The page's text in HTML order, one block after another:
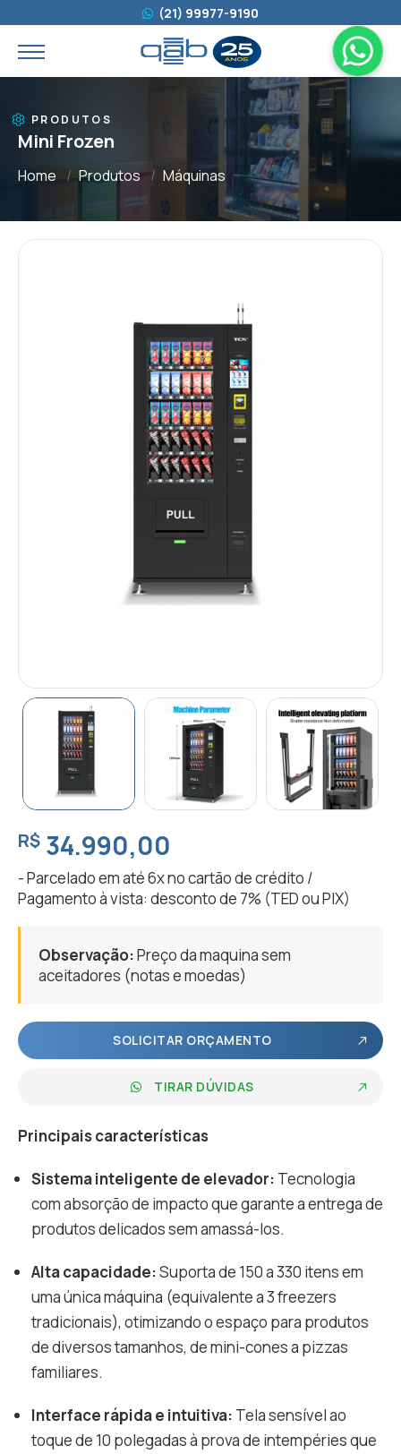
(21) 99977-9190
PRODUTOS
Mini Frozen
Home Produtos Máquinas
R$ 34.990,00
- Parcelado em até 6x no cartão de crédito /
Pagamento à vista: desconto de 7% (TED ou PIX)
Observação:Preço da maquina sem
aceitadores (notas e moedas)
SOLICITAR ORÇAMENTO
TIRAR DÚVIDAS
Principais características
Sistema inteligente de elevador: Tecnologia
com absorção de impacto que garante a entrega de
produtos delicados sem amassá-los.
Alta capacidade:Suporta de 150 a 330 itens em
uma única máquina (equivalente a 3 freezers
tradicionais), otimizando o espaço para produtos
de diversos tamanhos, de mini-cones a pizzas
familiares.
Interface rápida e intuitiva: Tela sensível ao
toque de 10 polegadas à prova de intempéries que